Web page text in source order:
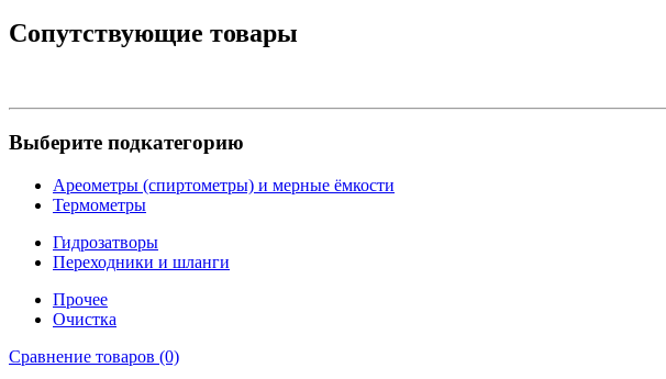
Сопутствующие товары
Выберите подкатегорию
Ареометры (спиртометры) и мерные ёмкости
Термометры
Гидрозатворы
Переходники и шланги
Прочее
Очистка
Сравнение товаров (0)